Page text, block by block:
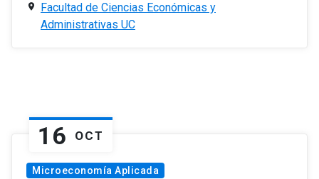
Facultad de Ciencias Económicas y
Administrativas UC
16 OCT
Microeconomía Aplicada